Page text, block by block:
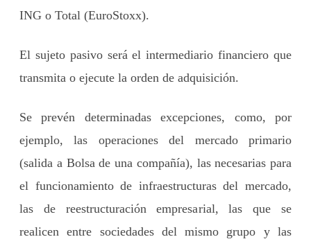
ING o Total (EuroStoxx).
El sujeto pasivo será el intermediario financiero que
transmita o ejecute la orden de adquisición.
Se prevén determinadas excepciones, como, por
ejemplo, las operaciones del mercado primario
(salida a Bolsa de una compañía), las necesarias para
el funcionamiento de infraestructuras del mercado,
las de reestructuración empresarial, las que se
realicen entre sociedades del mismo grupo y las